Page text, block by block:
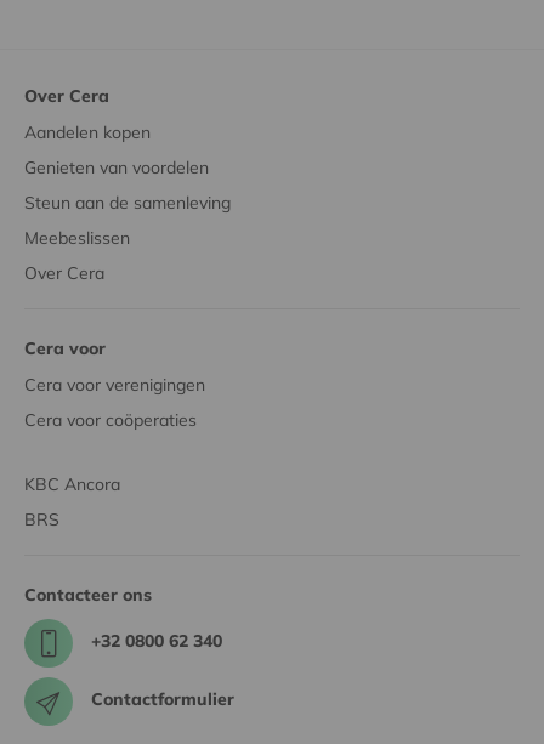
Over Cera
Aandelen kopen
Genieten van voordelen
Steun aan de samenleving
Meebeslissen
Over Cera
Cera voor
Cera voor verenigingen
Cera voor coöperaties
KBC Ancora
BRS
Contacteer ons
+32 0800 62 340
Contactformulier